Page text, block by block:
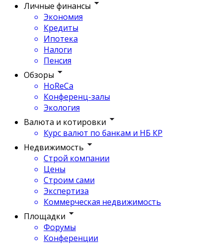
Личные финансы
Экономия
Кредиты
Ипотека
Налоги
Пенсия
Обзоры
HoReCa
Конференц-залы
Экология
Валюта и котировки
Курс валют по банкам и НБ КР
Недвижимость
Строй компании
Цены
Строим сами
Экспертиза
Коммерческая недвижимость
Площадки
Форумы
Конференции